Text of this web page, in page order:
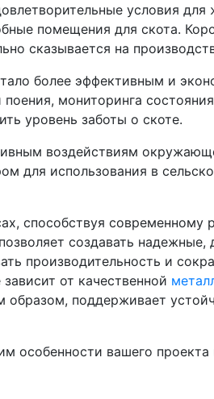
условия для
помещения для скота.
сказывается на
более эффективным и
мониторинга
уровень заботы о скоте.
воздействиям
для использования в
способствуя современному
создавать надежные,
производительность и
от качественной
образом, поддерживает
особенности вашего